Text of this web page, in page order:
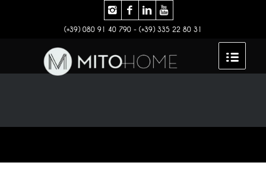
(+39) 080 91 40 790 - (+39) 335 22 80 31